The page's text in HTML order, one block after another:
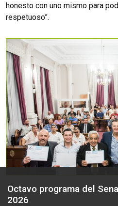
honesto con uno mismo para
respetuoso”.
Octavo programa del
2026